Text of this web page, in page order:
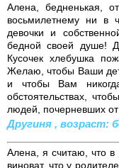
Алена, бедненькая,
восьмилетнему ни в
девочки и
бедной своей душе!
Кусочек хлебушка
Желаю, чтобы Ваши
и чтобы Вам
обстоятельствах,
людей, почерневших
Другиня , возраст:
Алена, я считаю, что
виноват, что у